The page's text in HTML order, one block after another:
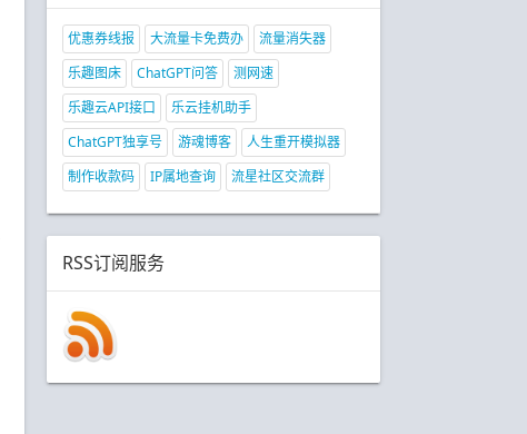
优惠券线报 大流量卡免费办
流量消失器
乐趣图床
ChatGPT问答
测网速
乐趣云API接口
乐云挂机助手
ChatGPT独享号
游魂博客
人生重开模拟器
制作收款码
IP属地查询 流星社区交流群
RSS订阅服务